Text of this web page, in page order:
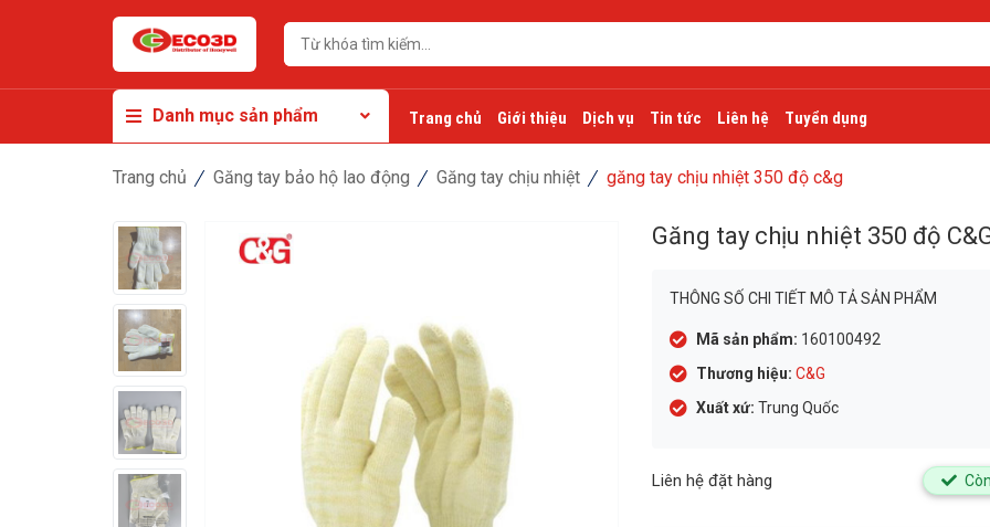
Danh mục sản phẩm Trang chủ Giới thiệu Dịch vụ Tin tức Liên hệ Tuyển dụng
Trang chủ Găng tay bảo hộ lao động Găng tay chịu nhiệt găng tay chịu nhiệt 350 độ c&g
Găng tay chịu nhiệt 350 độ
THÔNG SỐ CHI TIẾT MÔ TẢ SẢN PHẨM
Mã sản phẩm: 160100492
Thương hiệu: C&G
Xuất xứ: Trung Quốc
Liên hệ đặt hàng